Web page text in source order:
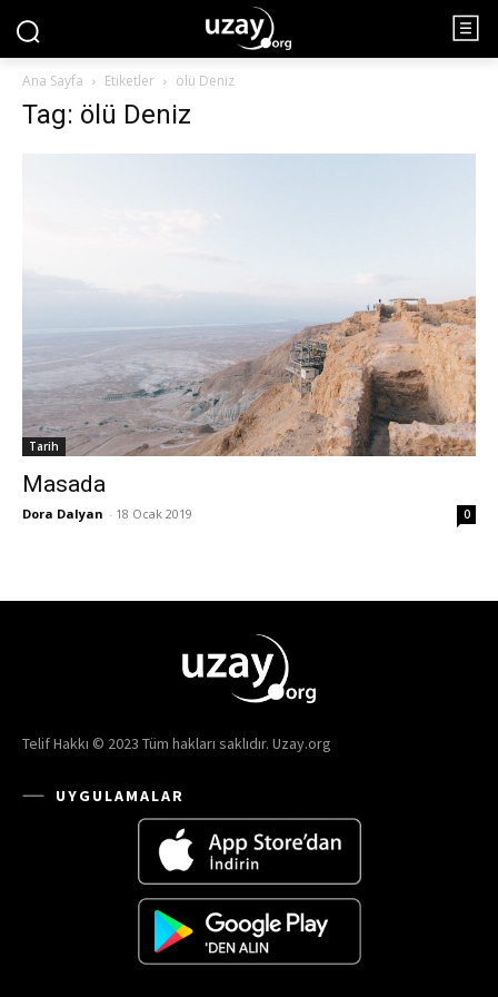
Ana Sayfa Etiketler ölü Deniz
Tag: ölü Deniz
Tarih
Masada
Dora Dalyan - 18 Ocak 2019 0
Telif Hakkı © 2023 Tüm hakları saklıdır. Uzay.org
UYGULAMALAR